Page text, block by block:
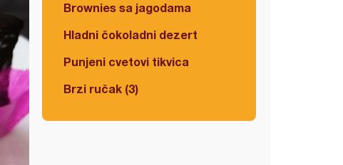
Brownies sa jagodama
Hladni čokoladni dezert
Punjeni cvetovi tikvica
Brzi ručak (3)